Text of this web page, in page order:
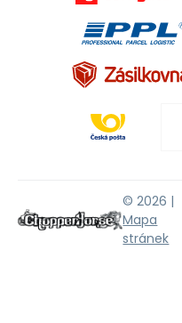
© 2026 |
Mapa
stránek